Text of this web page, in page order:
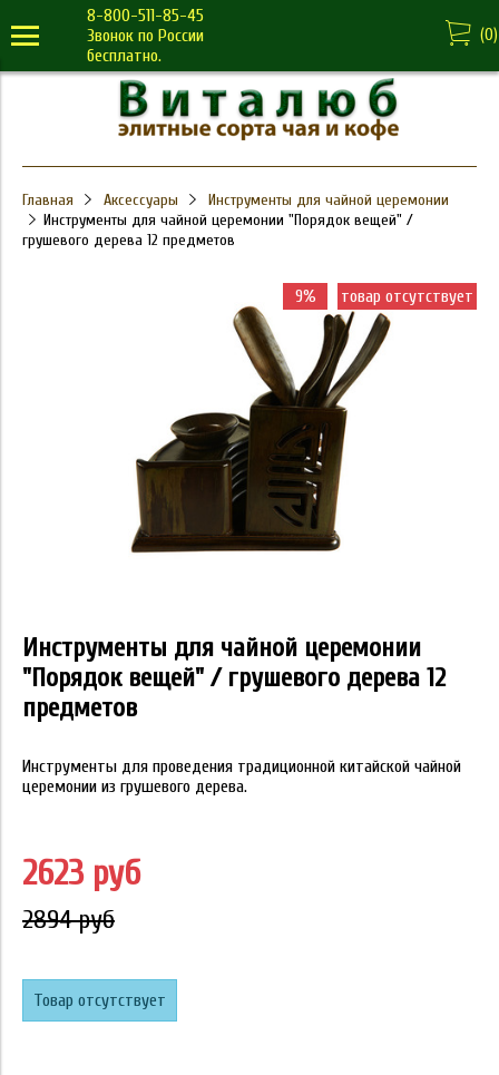
8-800-511-85-45
Звонок по России
бесплатно.
(0)
Главная Аксессуары
Инструменты для чайной церемонии
Инструменты для чайной церемонии "Порядок вещей" /
грушевого дерева 12 предметов
9% товар отсутствует
Инструменты для чайной церемонии
"Порядок вещей" / грушевого дерева 12
предметов
Инструменты для проведения традиционной китайской чайной
церемонии из грушевого дерева.
2623 руб
2894 руб
Товар отсутствует